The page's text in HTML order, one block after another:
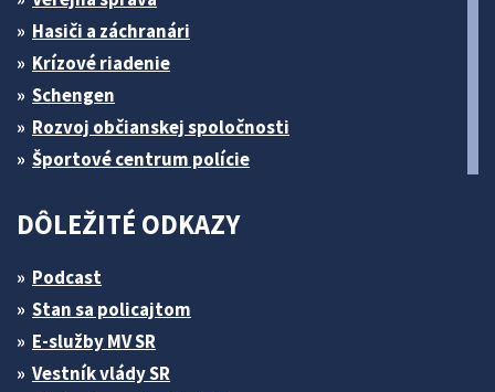
Hasiči a záchranári
Krízové riadenie
Schengen
Rozvoj občianskej spoločnosti
Športové centrum polície
DÔLEŽITÉ ODKAZY
Podcast
Stan sa policajtom
E-služby MV SR
Vestník vlády SR